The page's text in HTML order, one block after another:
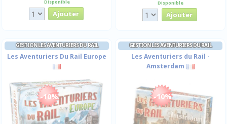
Disponible Disponible
GESTION LES AVENTURIERS DU RAIL
Les Aventuriers Du Rail Europe
-10%
GESTION LES AVENTURIERS DU RAIL
Les Aventuriers du Rail -
Amsterdam
-10%